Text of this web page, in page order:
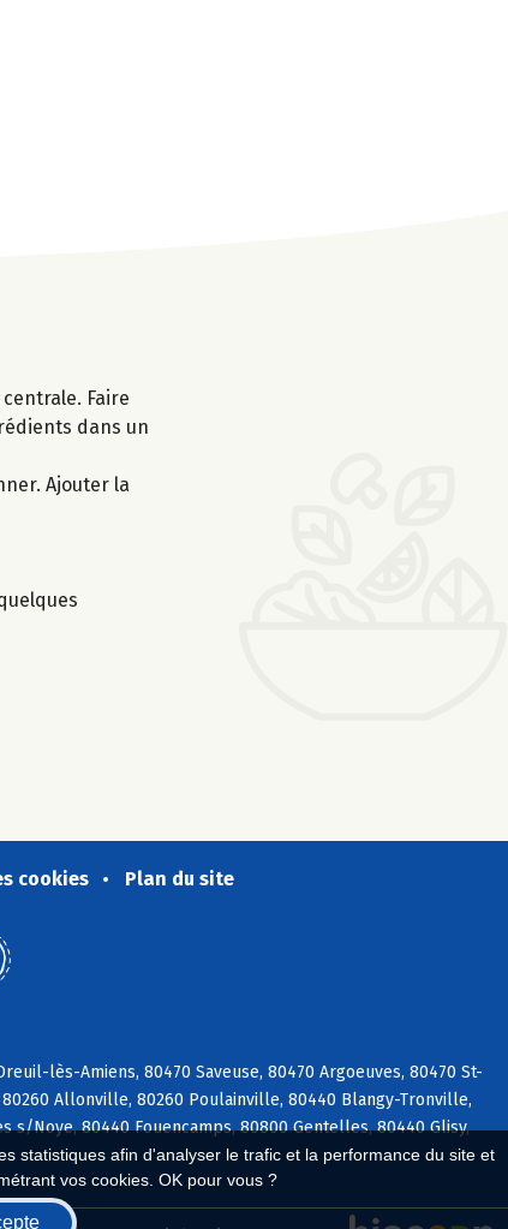
statistiques afin d'analyser le trafic et la performance du site et
vos cookies. OK pour vous ?
Faire
dans un
Ajouter la
cookies Plan du site
lès-Amiens, 80470 Saveuse, 80470 Argoeuves, 80470 St-
80260 Allonville, 80260 Poulainville, 80440 Blangy-Tronville,
s/Noye, 80440 Fouencamps, 80800 Gentelles, 80440 Glisy,